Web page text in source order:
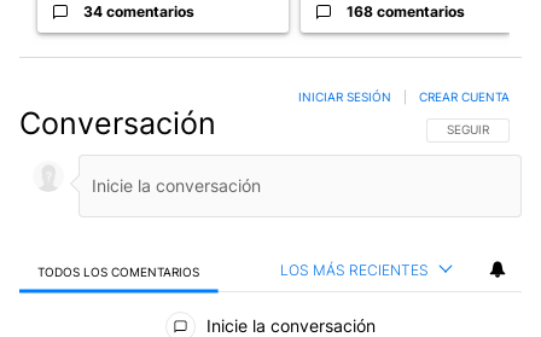
34 comentarios 168 comentarios
Conversación SIGA ESTA
SEGUIR
INICIAR SESIÓN CREAR CUENTA
TODOS LOS COMENTARIOS LOS MÁS RECIENTES
Todos los comentarios
Inicie la conversación